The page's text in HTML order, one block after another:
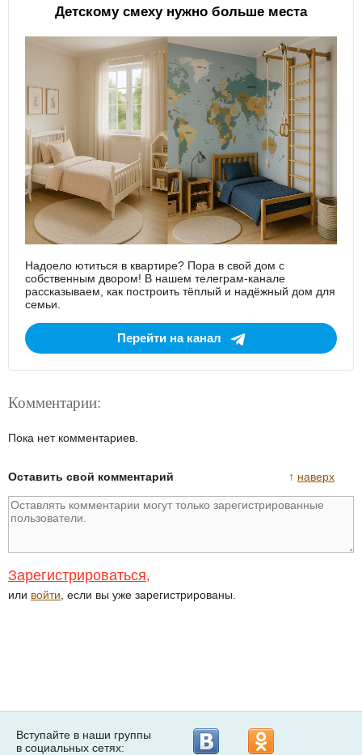
Детскому смеху нужно больше места
Надоело ютиться в квартире? Пора в свой дом с
собственным двором! В нашем телеграм-канале
рассказываем, как построить тёплый и надёжный дом для
семьи.
Перейти на канал
Комментарии:
Пока нет комментариев.
↑ наверх
Оставить свой комментарий
Зарегистрироваться,
или войти , если вы уже зарегистрированы.
Вступайте в наши группы
в социальных сетях: